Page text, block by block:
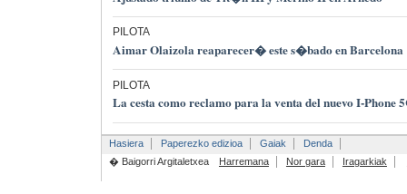
PILOTA
Aimar Olaizola reaparecer� este s�bado en Barcelona
PILOTA
La cesta como reclamo para la venta del nuevo I-Phone
Hasiera Paperezko edizioa Gaiak
Denda
� Baigorri Argitaletxea
Harremana Nor gara Iragarkiak